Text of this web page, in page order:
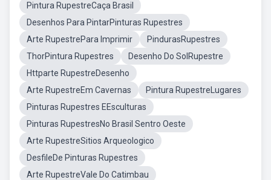
Pintura RupestreCaça Brasil
Desenhos Para PintarPinturas Rupestres
Arte RupestrePara Imprimir
PindurasRupestres
ThorPintura Rupestres
Desenho Do SolRupestre
Httparte RupestreDesenho
Arte RupestreEm Cavernas
Pintura RupestreLugares
Pinturas Rupestres EEsculturas
Pinturas RupestresNo Brasil Sentro Oeste
Arte RupestreSitios Arqueologico
DesfileDe Pinturas Rupestres
Arte RupestreVale Do Catimbau